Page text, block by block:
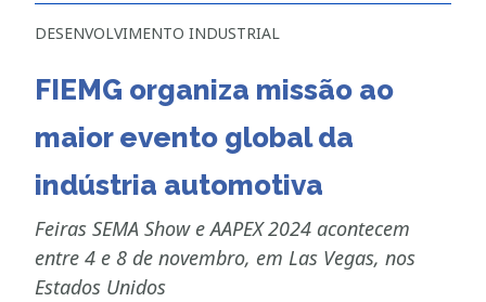
DESENVOLVIMENTO INDUSTRIAL
FIEMG organiza missão ao
maior evento global da
indústria automotiva
Feiras SEMA Show e AAPEX 2024 acontecem
entre 4 e 8 de novembro, em Las Vegas, nos
Estados Unidos